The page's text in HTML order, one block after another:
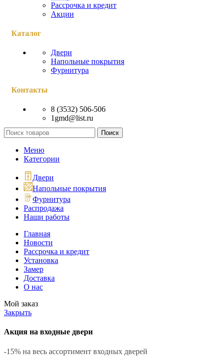
Рассрочка и кредит
Акции
Каталог
Двери
Напольные покрытия
Фурнитура
Контакты
8 (3532) 506-506
1gmd@list.ru
Поиск
Меню
Категории
Двери
Напольные покрытия
Фурнитура
Распродажа
Наши работы
Главная
Новости
Рассрочка и кредит
Установка
Замер
Доставка
О нас
Мой заказ
Закрыть
Акция на входные двери
-15% на весь ассортимент входных дверей